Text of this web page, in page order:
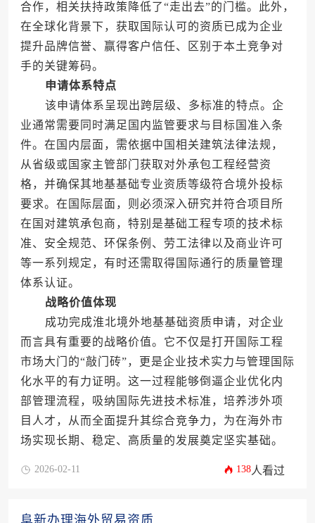
合作，相关扶持政策降低了“走出去”的门槛。此外，
在全球化背景下，获取国际认可的资质已成为企业
提升品牌信誉、赢得客户信任、区别于本土竞争对
手的关键筹码。
申请体系特点
该申请体系呈现出跨层级、多标准的特点。企
业通常需要同时满足国内监管要求与目标国准入条
件。在国内层面，需依据中国相关建筑法律法规，
从省级或国家主管部门获取对外承包工程经营资
格，并确保其地基基础专业资质等级符合境外投标
要求。在国际层面，则必须深入研究并符合项目所
在国对建筑承包商，特别是基础工程专项的技术标
准、安全规范、环保条例、劳工法律以及商业许可
等一系列规定，有时还需取得国际通行的质量管理
体系认证。
战略价值体现
成功完成淮北境外地基基础资质申请，对企业
而言具有重要的战略价值。它不仅是打开国际工程
市场大门的“敲门砖”，更是企业技术实力与管理国际
化水平的有力证明。这一过程能够倒逼企业优化内
部管理流程，吸纳国际先进技术标准，培养涉外项
目人才，从而全面提升其综合竞争力，为在海外市
场实现长期、稳定、高质量的发展奠定坚实基础。
2026-02-11 138人看过